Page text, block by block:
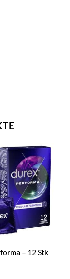
– 12 Stk